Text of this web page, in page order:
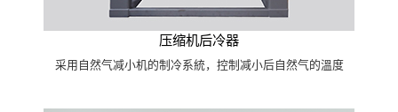
压缩机后冷器
采用自然气减小机的制冷系統，控制减小后自然气的溫度